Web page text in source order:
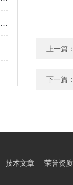
为更好地使用电子拉力机，用户需掌握这些知识
上一篇
下一篇
技术文章 荣誉资质